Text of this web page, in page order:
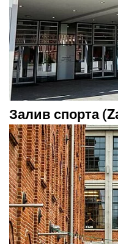
Залив спорта